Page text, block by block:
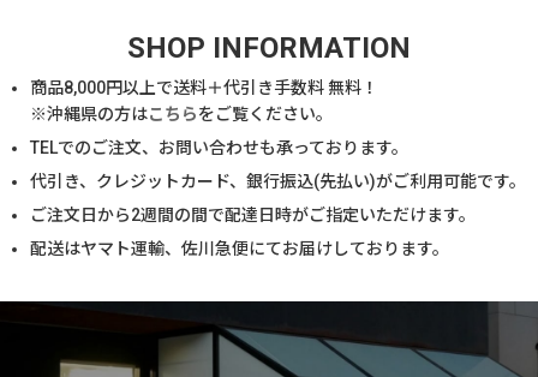
SHOP INFORMATION
商品8,000円以上で送料＋代引き手数料 無料！
※沖縄県の方はこちらをご覧ください。
TELでのご注文、お問い合わせも承っております。
代引き、クレジットカード、銀行振込(先払い)がご利用可能です。
ご注文日から2週間の間で配達日時がご指定いただけます。
配送はヤマト運輸、佐川急便にてお届けしております。